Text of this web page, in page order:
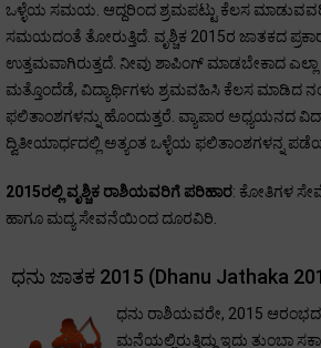
ಒಳ್ಳೆಯ ಸಮಯ. ಆದ್ದರಿಂದ ಶ್ರಮಪಟ್ಟು ಕೆಲಸ
ಸಮಯದಂತೆ ತೋರುತ್ತಿದೆ. ವೃಶ್ಚಿಕ 2015ರ ಜಾತಕದ
ಉತ್ತಮವಾಗಿರುತ್ತದೆ. ನೀವು ಶಾಪಿಂಗ್ ಮಾಡಬೇಕಾದ ಎಲ್ಲಾ
ಮತ್ತೊಂದೆಡೆ, ವಿದ್ಯಾರ್ಥಿಗಳು ಶ್ರಮವಹಿಸಿ ಕೆಲಸ ಮಾಡಿದ
ಫಲಿತಾಂಶಗಳನ್ನು ಹೊಂದುತ್ತರೆ. ವ್ಯಾಪಾರ ಅಧ್ಯಯನದ
ದ್ವಿತೀಯಾರ್ಧದಲ್ಲಿ ಅತ್ಯಂತ ಒಳ್ಳೆಯ ಫಲಿತಾಂಶಗಳನ್ನ
2015ರಲ್ಲಿ ವೃಶ್ಚಿಕ ರಾಶಿಯವರಿಗೆ ಪರಿಹಾರ: ಕೋತಿಗಳ
ಹಾಗೂ ಮದ್ಯ ಸೇವನೆಯಿಂದ ದೂರವಿರಿ.
ಧನು ಜಾತಕ 2015 (Dhanu Jathaka
ಧನು ರಾಶಿಯವರೇ, 2015
ಮನೆಯಲ್ಲಿರುತ್ತಿದ್ದು ಇದು ತುಂಬಾ